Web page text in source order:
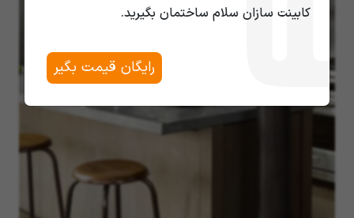
کابینت سازان سلام ساختمان بگیرید.
رایگان قیمت بگیر